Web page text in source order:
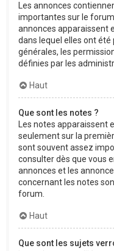
Les annonces
importantes sur le
annonces apparaissent
dans lequel elles ont
générales, les
définies par les
Haut
Que sont les notes ?
Les notes apparaissent
seulement sur la
sont souvent assez
consulter dès que vous
annonces et les
concernant les notes
forum.
Haut
Que sont les sujets